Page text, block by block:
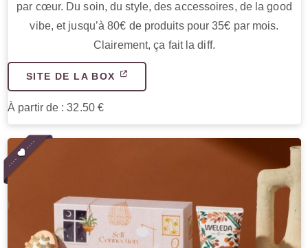
par cœur. Du soin, du style, des accessoires, de la good
vibe, et jusqu’à 80€ de produits pour 35€ par mois.
Clairement, ça fait la diff.
SITE DE LA BOX
À partir de : 32.50 €